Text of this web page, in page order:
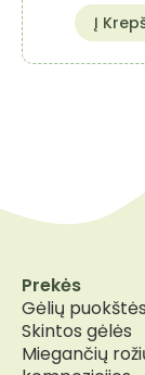
Į
Prekės
Gėlių puokštės
Skintos gėlės
Miegančių